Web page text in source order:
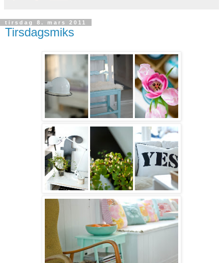
tirsdag 8. mars 2011
Tirsdagsmiks